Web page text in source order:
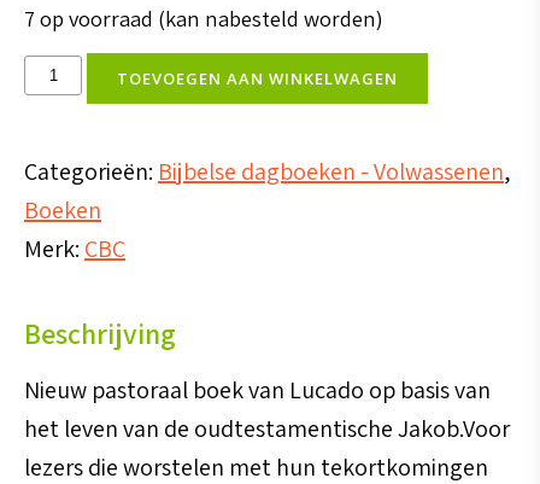
7 op voorraad (kan nabesteld worden)
God
nooit
op
aantal
TOEVOEGEN AAN WINKELWAGEN
Categorieën: Bijbelse dagboeken - Volwassenen,
Boeken
Merk: CBC
Beschrijving
Nieuw pastoraal boek van Lucado op basis van
het leven van de oudtestamentische Jakob.Voor
lezers die worstelen met hun tekortkomingen